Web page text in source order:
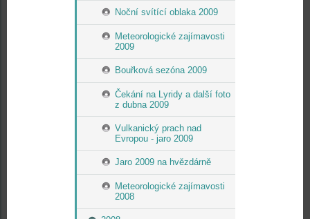
Noční svítící oblaka 2009
Meteorologické zajímavosti
2009
Bouřková sezóna 2009
Čekání na Lyridy a další foto
z dubna 2009
Vulkanický prach nad
Evropou - jaro 2009
Jaro 2009 na hvězdárně
Meteorologické zajímavosti
2008